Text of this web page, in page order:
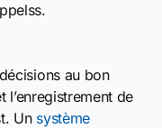
au bon
de
Un système